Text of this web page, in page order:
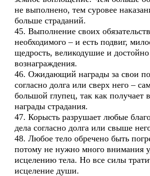
не выполнено, тем суровее
больше страданий.
45. Выполнение своих
необходимого – и есть подвиг,
щедрость, великодушие и достойно
вознаграждения.
46. Ожидающий награды за свои
согласно долга или сверх него –
большой глупец, так как получает
награды страдания.
47. Корысть разрушает любые
дела согласно долга или свыше
48. Любое тело обречено быть
потому не нужно много внимания
исцелению тела. Но все силы
исцеление души.